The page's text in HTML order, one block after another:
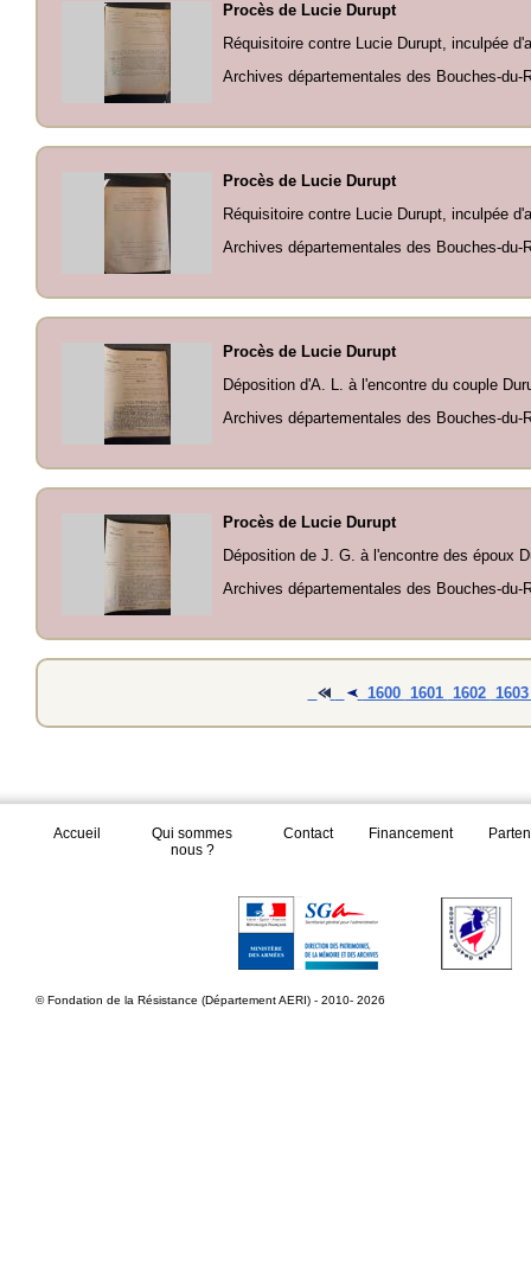
Procès de Lucie Durupt
Réquisitoire contre Lucie Durupt, inculpée
Archives départementales des Bouches-du-
Procès de Lucie Durupt
Réquisitoire contre Lucie Durupt, inculpée
Archives départementales des Bouches-
Procès de Lucie Durupt
Déposition d'A. L. à l'encontre du couple
Archives départementales des Bouches-
Procès de Lucie Durupt
Déposition de J. G. à l'encontre des époux
Archives départementales des Bouches-
1600 1601 1602
Accueil
Qui sommes
nous ?
Contact Financement
© Fondation de la Résistance (Département AERI) - 2010- 2026